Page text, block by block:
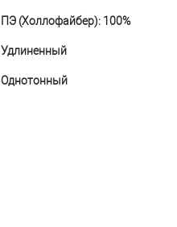
ПЭ (Холлофайбер): 100%
Удлиненный
Однотонный